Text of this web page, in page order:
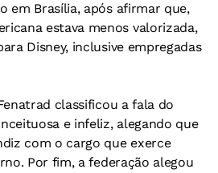
em Brasília, após afirmar que,
estava menos valorizada,
Disney, inclusive empregadas
classificou a fala do
e infeliz, alegando que
com o cargo que exerce
Por fim, a federação alegou